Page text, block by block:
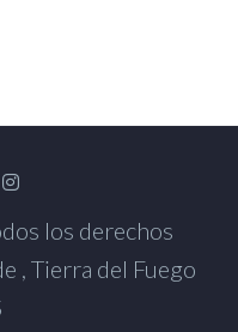
los derechos
, Tierra del Fuego